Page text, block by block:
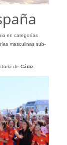
en categorías
masculinas sub-
de Cádiz.